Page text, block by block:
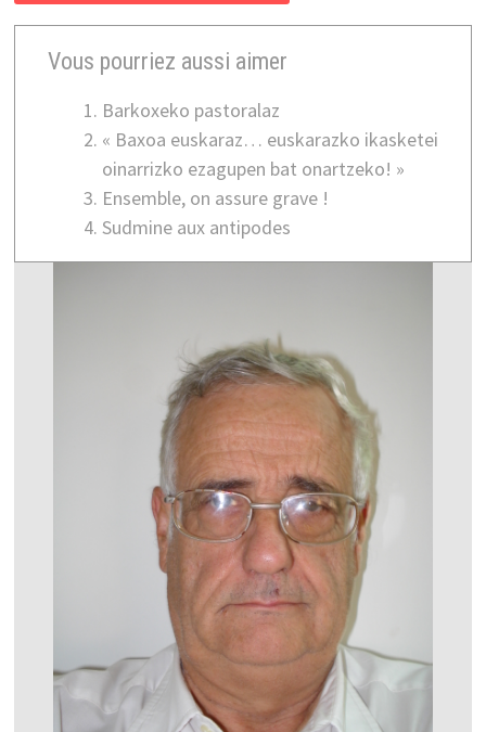
Vous pourriez aussi aimer
Barkoxeko pastoralaz
« Baxoa euskaraz… euskarazko ikasketei
oinarrizko ezagupen bat onartzeko! »
Ensemble, on assure grave !
Sudmine aux antipodes